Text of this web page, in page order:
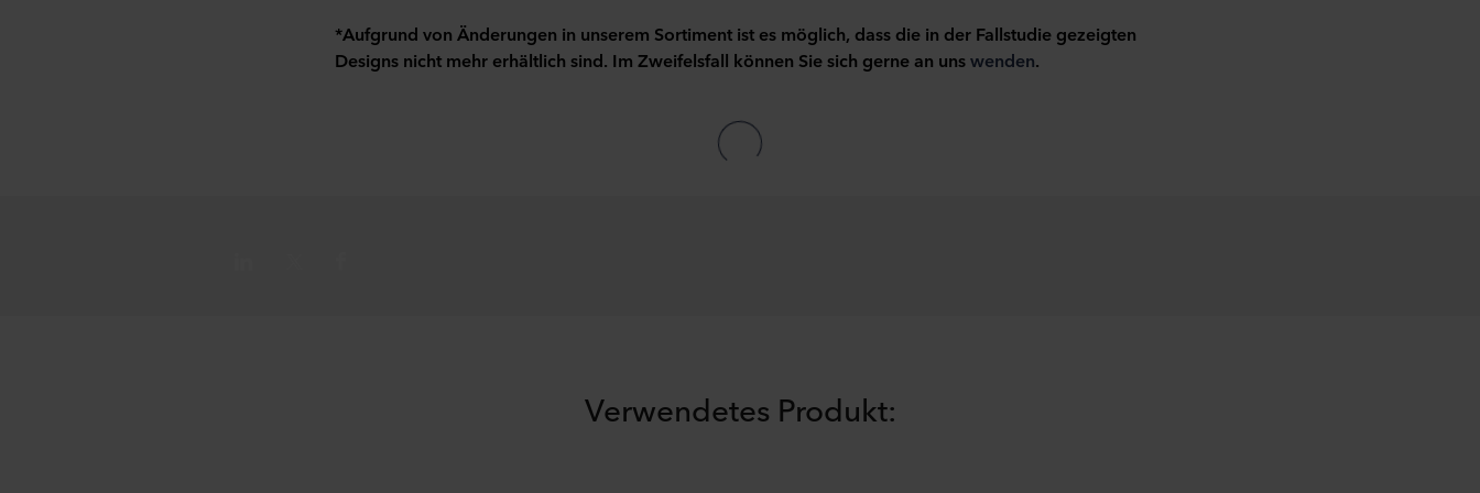
*Aufgrund von Änderungen in unserem Sortiment ist es möglich, dass die in der Fallstudie gezeigten
Designs nicht mehr erhältlich sind. Im Zweifelsfall können Sie sich gerne an unswenden.
Verwendetes Produkt: